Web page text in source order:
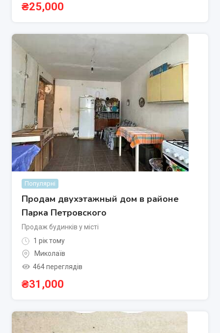
₴25,000
Популярні
Продам двухэтажный дом в районе
Парка Петровского
Продаж будинків у місті
1 рік тому
Миколаїв
464 переглядів
₴31,000